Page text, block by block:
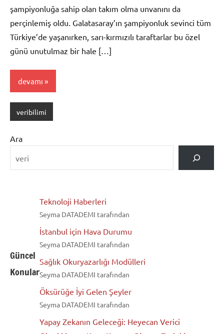
şampiyonluğa sahip olan takım olma unvanını da
perçinlemiş oldu. Galatasaray’ın şampiyonluk sevinci tüm
Türkiye’de yaşanırken, sarı-kırmızılı taraftarlar bu özel
günü unutulmaz bir hale […]
devamı
veribilimi
Ara
Güncel
Konular
Teknoloji Haberleri
Seyma DATADEMI tarafından
İstanbul için Hava Durumu
Seyma DATADEMI tarafından
Sağlık Okuryazarlığı Modülleri
Seyma DATADEMI tarafından
Öksürüğe İyi Gelen Şeyler
Seyma DATADEMI tarafından
Yapay Zekanın Geleceği: Heyecan Verici